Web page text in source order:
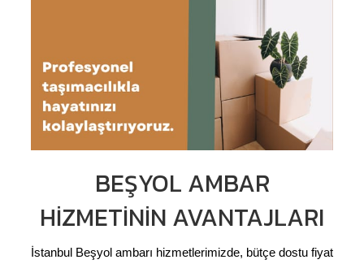
BEŞYOL AMBAR
HIZMETININ AVANTAJLARI
İstanbul Beşyol ambarı hizmetlerimizde, bütçe dostu fiyat